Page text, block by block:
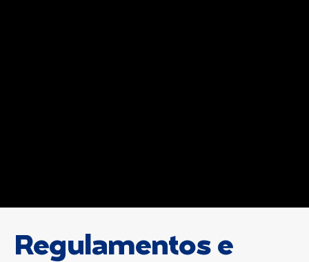
Regulamentos e